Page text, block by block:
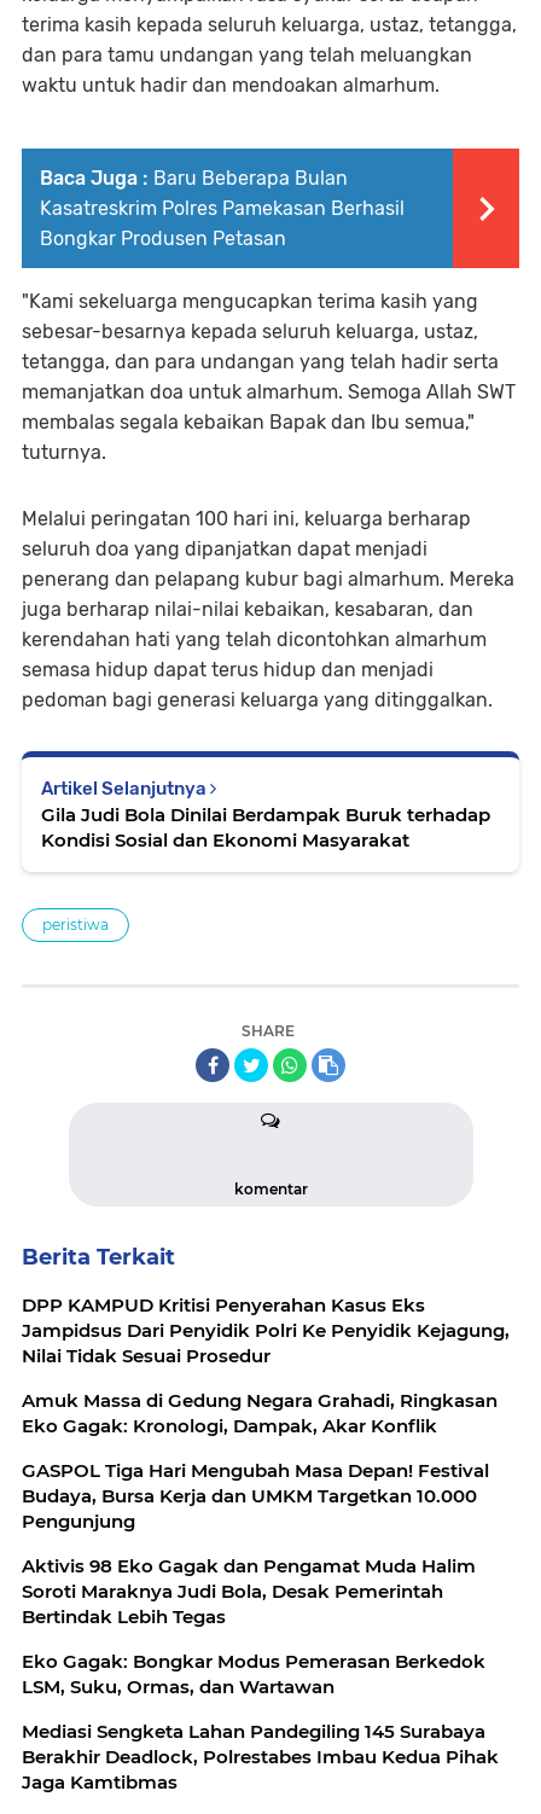
terima kasih kepada seluruh keluarga, ustaz, tetangga,
dan para tamu undangan yang telah meluangkan
waktu untuk hadir dan mendoakan almarhum.
Baca Juga : Baru Beberapa Bulan
Kasatreskrim Polres Pamekasan Berhasil
Bongkar Produsen Petasan
"Kami sekeluarga mengucapkan terima kasih yang
sebesar-besarnya kepada seluruh keluarga, ustaz,
tetangga, dan para undangan yang telah hadir serta
memanjatkan doa untuk almarhum. Semoga Allah SWT
membalas segala kebaikan Bapak dan Ibu semua,"
tuturnya.
Melalui peringatan 100 hari ini, keluarga berharap
seluruh doa yang dipanjatkan dapat menjadi
penerang dan pelapang kubur bagi almarhum. Mereka
juga berharap nilai-nilai kebaikan, kesabaran, dan
kerendahan hati yang telah dicontohkan almarhum
semasa hidup dapat terus hidup dan menjadi
pedoman bagi generasi keluarga yang ditinggalkan.
Artikel Selanjutnya
Gila Judi Bola Dinilai Berdampak Buruk terhadap
Kondisi Sosial dan Ekonomi Masyarakat
peristiwa
SHARE
komentar
Berita Terkait
DPP KAMPUD Kritisi Penyerahan Kasus Eks
Jampidsus Dari Penyidik Polri Ke Penyidik Kejagung,
Nilai Tidak Sesuai Prosedur
Amuk Massa di Gedung Negara Grahadi, Ringkasan
Eko Gagak: Kronologi, Dampak, Akar Konflik
GASPOL Tiga Hari Mengubah Masa Depan! Festival
Budaya, Bursa Kerja dan UMKM Targetkan 10.000
Pengunjung
Aktivis 98 Eko Gagak dan Pengamat Muda Halim
Soroti Maraknya Judi Bola, Desak Pemerintah
Bertindak Lebih Tegas
Eko Gagak: Bongkar Modus Pemerasan Berkedok
LSM, Suku, Ormas, dan Wartawan
Mediasi Sengketa Lahan Pandegiling 145 Surabaya
Berakhir Deadlock, Polrestabes Imbau Kedua Pihak
Jaga Kamtibmas